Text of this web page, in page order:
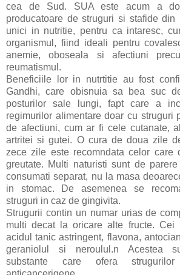
cea de Sud. SUA este acum a
producatoare de struguri si stafide din
unici in nutritie, pentru ca intaresc,
organismul, fiind ideali pentru
anemie, oboseala si afectiuni
reumatismul.
Beneficiile lor in nutrtitie au fost
Gandhi, care obisnuia sa bea suc
posturilor sale lungi, fapt care a
regimurilor alimentare doar cu struguri
de afectiuni, cum ar fi cele cutanate,
artritei si gutei. O cura de doua zile
zece zile este recomndata celor care
greutate. Multi naturisti sunt de
consumati separat, nu la masa
in stomac. De asemenea se
struguri in caz de gingivita.
Strugurii contin un numar urias de
multi decat la oricare alte fructe. Cei
acidul tanic astringent, flavona,
geraniolul si neroulul.n Acestea
substante care ofera